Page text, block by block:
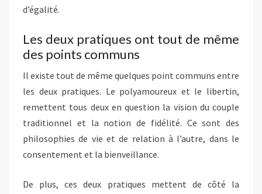
d’égalité.
Les deux pratiques ont tout de même
des points communs
Il existe tout de même quelques point communs entre
les deux pratiques. Le polyamoureux et le libertin,
remettent tous deux en question la vision du couple
traditionnel et la notion de fidélité. Ce sont des
philosophies de vie et de relation à l’autre, dans le
consentement et la bienveillance.
De plus, ces deux pratiques mettent de côté la